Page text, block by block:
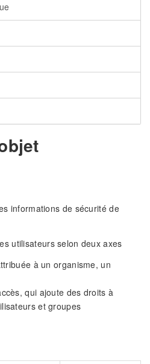
informations de sécurité de
utilisateurs selon deux axes
à un organisme, un
qui ajoute des droits à
et groupes